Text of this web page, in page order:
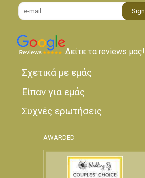
Δείτε τα reviews μας!
Σχετικά με εμάς
Είπαν για εμάς
Συχνές ερωτήσεις
AWARDED